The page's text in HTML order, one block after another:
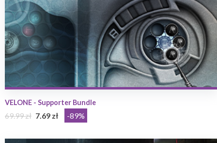
VELONE - Supporter Bundle
69.99 zł 7.69 zł -89%